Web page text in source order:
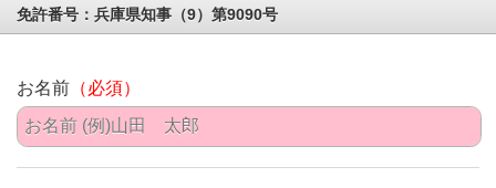
免許番号：兵庫県知事（9）第9090号
お名前 （必須）